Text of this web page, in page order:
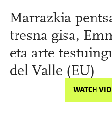
Marrazkia
tresna gisa,
eta arte
del Valle (EU)
WATCH